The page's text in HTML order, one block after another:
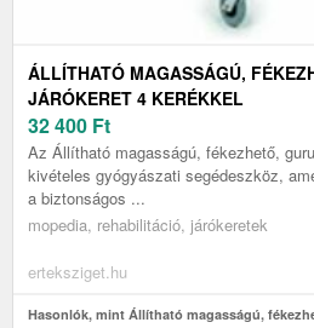
ÁLLÍTHATÓ MAGASSÁGÚ,
JÁRÓKERET 4 KERÉKKEL
32 400 Ft
Az Állítható magasságú, fékezhető,
kivételes gyógyászati segédeszköz,
a biztonságos ...
mopedia, rehabilitáció, járókeretek
erteksziget.hu
Hasonlók, mint Állítható magasságú,